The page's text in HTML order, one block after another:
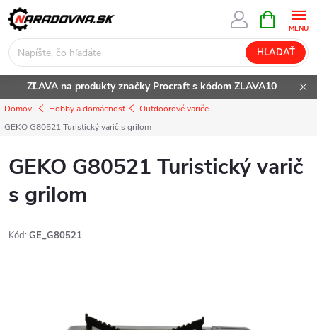
Prejsť
na
obsah
HĽADAŤ
KOŠÍK
ZĽAVA na produkty značky Procraft s kódom ZLAVA10
Domov Hobby a domácnosť
Outdoorové variče
GEKO G80521 Turistický varič s grilom
GEKO G80521 Turistický varič
s grilom
Kód: GE_G80521